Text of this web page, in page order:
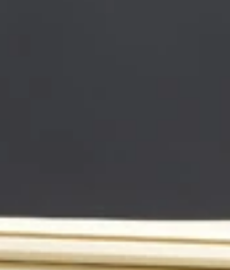
飯器“絶品ごはん”」米にこだ
る音質が魅力の、コスパ抜群
卓上で、しかも短時間でパリ